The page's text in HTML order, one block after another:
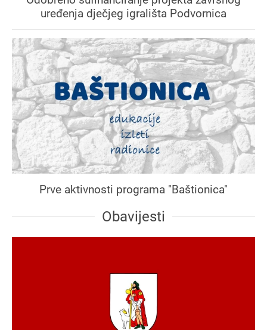
uređenja dječjeg igrališta Podvornica
Prve aktivnosti programa "Baštionica"
Obavijesti